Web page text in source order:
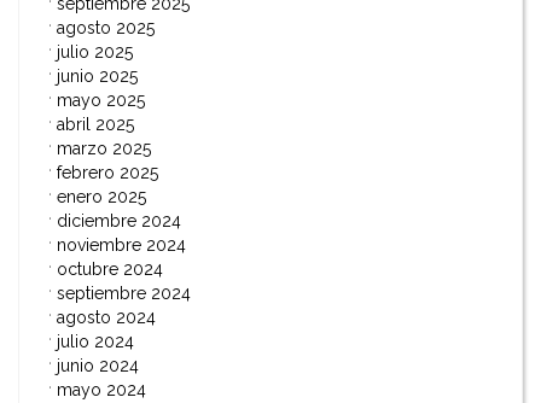
septiembre 2025
agosto 2025
julio 2025
junio 2025
mayo 2025
abril 2025
marzo 2025
febrero 2025
enero 2025
diciembre 2024
noviembre 2024
octubre 2024
septiembre 2024
agosto 2024
julio 2024
junio 2024
mayo 2024